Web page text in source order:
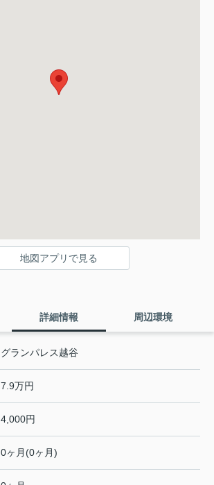
地図アプリで見る
詳細情報 周辺環境
グランパレス越谷
7.9万円
4,000円
0ヶ月(0ヶ月)